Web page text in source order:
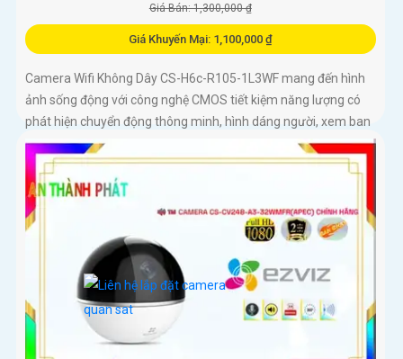
Giá Bán: 1,300,000 ₫
Giá Khuyến Mại: 1,100,000 ₫
Camera Wifi Không Dây CS-H6c-R105-1L3WF mang đến hình
ảnh sống động với công nghệ CMOS tiết kiệm năng lượng có
phát hiện chuyển động thông minh, hình dáng người, xem ban
đêm 10m Hồng Ngoại lưu độc lập trên thẻ nhớ